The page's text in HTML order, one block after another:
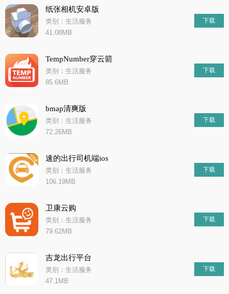
纸张相机安卓版
类别：生活服务
41.08MB
下载
TempNumber穿云箭
类别：生活服务
85.6MB
下载
bmap清爽版
类别：生活服务
72.26MB
下载
速的出行司机端ios
类别：生活服务
106.19MB
下载
卫康云购
类别：生活服务
79.62MB
下载
吉龙出行平台
类别：生活服务
47.1MB
下载